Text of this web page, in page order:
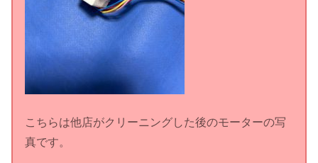
こちらは他店がクリーニングした後のモーターの写
真です。